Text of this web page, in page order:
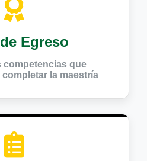
Egreso
competencias que
la maestría